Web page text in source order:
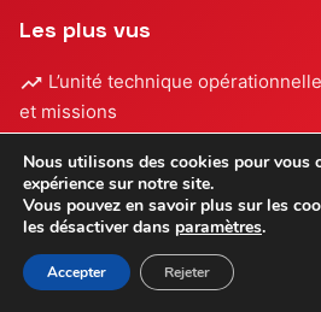
Les plus vus
L’unité technique
et missions
Tout savoir sur le plomb EDF :
démarches
Grilles des salaires EDF :
rémunération
Nous utilisons des cookies pour vous
expérience sur notre site.
Vous pouvez en savoir plus sur les
les désactiver dans paramètres.
Accepter Rejeter